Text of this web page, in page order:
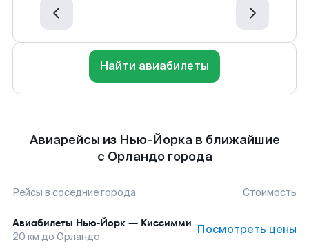
Найти авиабилеты
Авиарейсы из Нью-Йорка в ближайшие
с Орландо города
Рейсы в соседние города Стоимость
Авиабилеты Нью-Йорк — Киссимми
20 км до Орландо Посмотреть цены